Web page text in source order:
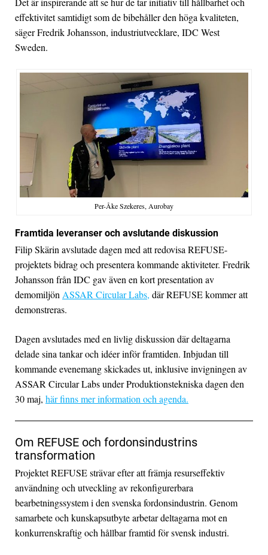
effektivitet samtidigt som de bibehåller den höga kvaliteten,
säger Fredrik Johansson, industriutvecklare, IDC West
Sweden.
Per-Åke Szekeres, Aurobay
Framtida leveranser och avslutande diskussion
Filip Skärin avslutade dagen med att redovisa REFUSE-
projektets bidrag och presentera kommande aktiviteter. Fredrik
Johansson från IDC gav även en kort presentation av
demomiljönASSAR Circular Labs, där REFUSE kommer att
demonstreras.
Dagen avslutades med en livlig diskussion där deltagarna
delade sina tankar och idéer inför framtiden. Inbjudan till
kommande evenemang skickades ut, inklusive invigningen av
ASSAR Circular Labs under Produktionstekniska dagen den
30 maj, här finns mer information och agenda.
Om REFUSE och fordonsindustrins
transformation
Projektet REFUSE strävar efter att främja resurseffektiv
användning och utveckling av rekonfigurerbara
bearbetningssystem i den svenska fordonsindustrin. Genom
samarbete och kunskapsutbyte arbetar deltagarna mot en
konkurrenskraftig och hållbar framtid för svensk industri.